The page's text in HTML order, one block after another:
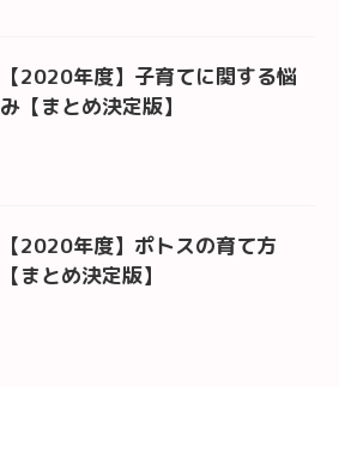
【2020年度】子育てに関する悩
み【まとめ決定版】
【2020年度】ポトスの育て方
【まとめ決定版】